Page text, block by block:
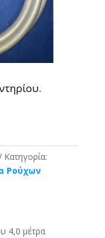
Κατηγορία:
Ρούχων
4,0 μέτρα